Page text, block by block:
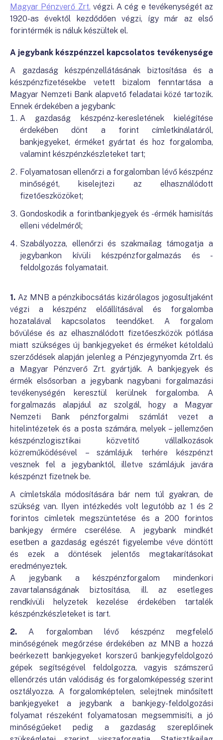
Magyar Pénzverő Zrt. végzi. A cég e tevékenységét az
1920-as évektől kezdődően végzi, így már az első
forintérmék is náluk készültek el.
A jegybank készpénzzel kapcsolatos tevékenysége
A gazdaság készpénzellátásának biztosítása és a
készpénzfizetésekbe vetett bizalom fenntartása a
Magyar Nemzeti Bank alapvető feladatai közé tartozik.
Ennek érdekében a jegybank:
A gazdaság készpénz-keresletének kielégítése
érdekében dönt a forint címletkínálatáról,
bankjegyeket, érméket gyártat és hoz forgalomba,
valamint készpénzkészleteket tart;
Folyamatosan ellenőrzi a forgalomban lévő készpénz
minőségét, kiselejtezi az elhasználódott
fizetőeszközöket;
Gondoskodik a forintbankjegyek és -érmék hamisítás
elleni védelméről;
Szabályozza, ellenőrzi és szakmailag támogatja a
jegybankon kívüli készpénzforgalmazás és -
feldolgozás folyamatait.
1. Az MNB a pénzkibocsátás kizárólagos jogosultjaként
végzi a készpénz előállításával és forgalomba
hozatalával kapcsolatos teendőket. A forgalom
bővülése és az elhasználódott fizetőeszközök pótlása
miatt szükséges új bankjegyeket és érméket kétoldalú
szerződések alapján jelenleg a Pénzjegynyomda Zrt. és
a Magyar Pénzverő Zrt. gyártják. A bankjegyek és
érmék elsősorban a jegybank nagybani forgalmazási
tevékenységén keresztül kerülnek forgalomba. A
forgalmazás alapjául az szolgál, hogy a Magyar
Nemzeti Bank pénzforgalmi számlát vezet a
hitelintézetek és a posta számára, melyek – jellemzően
készpénzlogisztikai közvetítő vállalkozások
közreműködésével – számlájuk terhére készpénzt
vesznek fel a jegybanktól, illetve számlájuk javára
készpénzt fizetnek be.
A címletskála módosítására bár nem túl gyakran, de
szükség van. Ilyen intézkedés volt legutóbb az 1 és 2
forintos címletek megszüntetése és a 200 forintos
bankjegy érmére cserélése. A jegybank mindkét
esetben a gazdaság egészét figyelembe véve döntött
és ezek a döntések jelentős megtakarításokat
eredményeztek.
A jegybank a készpénzforgalom mindenkori
zavartalanságának biztosítása, ill. az esetleges
rendkívüli helyzetek kezelése érdekében tartalék
készpénzkészleteket is tart.
2.A forgalomban lévő készpénz megfelelő
minőségének megőrzése érdekében az MNB a hozzá
beérkezett bankjegyeket korszerű bankjegyfeldolgozó
gépek segítségével feldolgozza, vagyis számszerű
ellenőrzés után valódiság és forgalomképesség szerint
osztályozza. A forgalomképtelen, selejtnek minősített
bankjegyeket a jegybank a bankjegy-feldolgozási
folyamat részeként folyamatosan megsemmisíti, a jó
minőségűeket pedig a gazdaság szereplőinek